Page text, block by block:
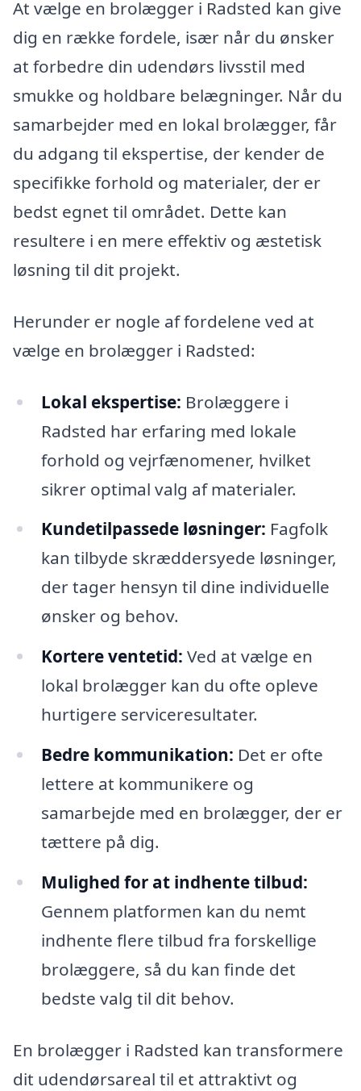
At vælge en brolægger i Radsted kan give
dig en række fordele, især når du ønsker
at forbedre din udendørs livsstil med
smukke og holdbare belægninger. Når du
samarbejder med en lokal brolægger, får
du adgang til ekspertise, der kender de
specifikke forhold og materialer, der er
bedst egnet til området. Dette kan
resultere i en mere effektiv og æstetisk
løsning til dit projekt.
Herunder er nogle af fordelene ved at
vælge en brolægger i Radsted:
Lokal ekspertise: Brolæggere i
Radsted har erfaring med lokale
forhold og vejrfænomener, hvilket
sikrer optimal valg af materialer.
Kundetilpassede løsninger: Fagfolk
kan tilbyde skræddersyede løsninger,
der tager hensyn til dine individuelle
ønsker og behov.
Kortere ventetid: Ved at vælge en
lokal brolægger kan du ofte opleve
hurtigere serviceresultater.
Bedre kommunikation: Det er ofte
lettere at kommunikere og
samarbejde med en brolægger, der er
tættere på dig.
Mulighed for at indhente tilbud:
Gennem platformen kan du nemt
indhente flere tilbud fra forskellige
brolæggere, så du kan finde det
bedste valg til dit behov.
En brolægger i Radsted kan transformere
dit udendørsareal til et attraktivt og